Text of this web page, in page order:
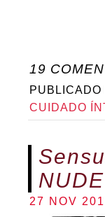
19
PUBLICADO
CUIDADO
27 NOV